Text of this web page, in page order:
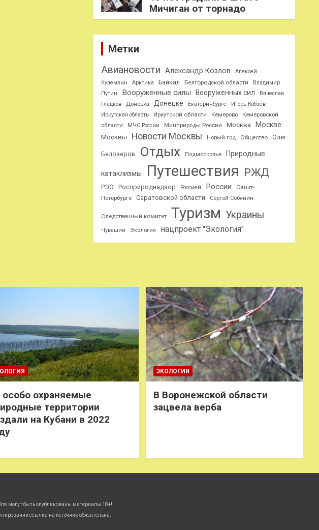
Мичиган от торнадо
Метки
Авиановости Александр Козлов
Алексей
Кулемзин
Арктика Байкал Белгородской области
Владимир
Путин
Вооруженные силы Вооруженных сил
Вячеслав
Гладков
Донецка Донецке Екатеринбурге
Игорь Кобзев
Иркутская область
Иркутской области Кемерово
Кемеровской
области
МЧС России Минприроды России Москва Москве
Москвы Новости Москвы Новый год Общество Олег
Белозеров Отдых Подмосковье Природные
катаклизмы Путешествия РЖД
РЭО Росприроднадзор Россией России
Санкт-
Петербурге
Саратовской области Сергей Собянин
Следственный комитет Туризм Украины
Чувашии Экология нацпроект "Экология"
особо охраняемые
территории
на Кубани в 2022
ЭКОЛОГИЯ
В Воронежской области
зацвела верба
могут быть опубликованы материалы 18+!
ссылка на источник обязательна.